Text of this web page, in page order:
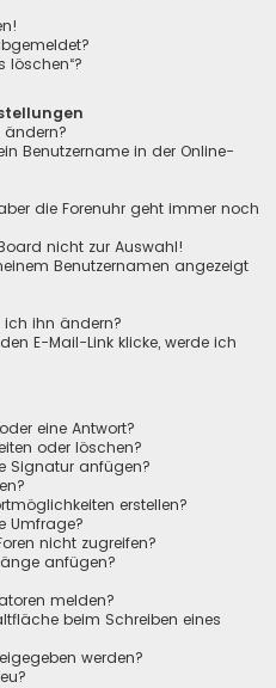
löschen“?
ändern?
Benutzername in der Online-
die Forenuhr geht immer noch
nicht zur Auswahl!
Benutzernamen angezeigt
ihn ändern?
E-Mail-Link klicke, werde ich
eine Antwort?
oder löschen?
Signatur anfügen?
erstellen?
Umfrage?
nicht zugreifen?
anfügen?
melden?
beim Schreiben eines
werden?